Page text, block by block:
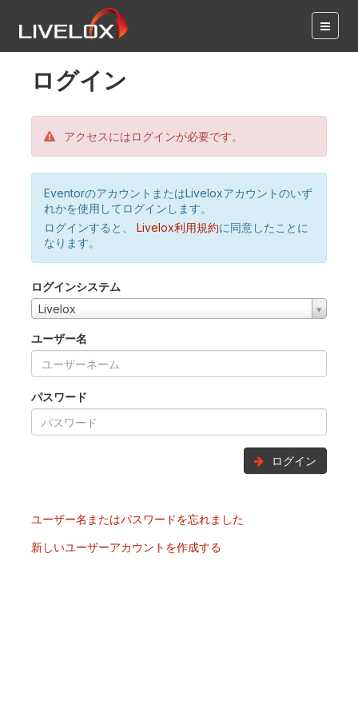
ログイン
アクセスにはログインが必要です。
EventorのアカウントまたはLiveloxアカウントのいず
れかを使用してログインします。
ログインすると、
Livelox利用規約に同意したことに
なります。
ログインシステム
Livelox
ユーザー名
パスワード
ログイン
ユーザー名またはパスワードを忘れました
新しいユーザーアカウントを作成する